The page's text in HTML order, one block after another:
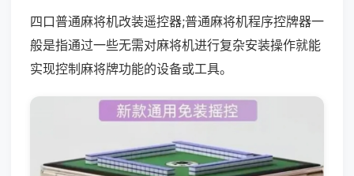
四口普通麻将机改装遥控器;普通麻将机程序控牌器一
般是指通过一些无需对麻将机进行复杂安装操作就能
实现控制麻将牌功能的设备或工具。